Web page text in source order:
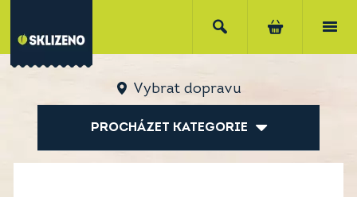
Vybrat dopravu
PROCHÁZET KATEGORIE